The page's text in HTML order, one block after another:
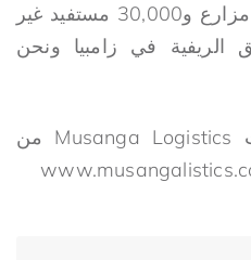
سيساعد أكثر من 10,000 مزارع و30,000 مستفيد غير
في زامبيا ونحن
يمكن الوصول إلى خدمات Musanga Logistics من